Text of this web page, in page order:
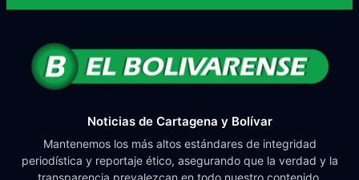
Noticias de Cartagena y Bolívar
Mantenemos los más altos estándares de integridad
periodística y reportaje ético, asegurando que la verdad y la
transparencia prevalezcan en todo nuestro contenido.